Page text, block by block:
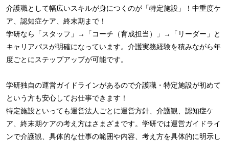
介護職として幅広いスキルが身につくのが「特定施設」！中重度ケ
ア、認知症ケア、終末期まで！
学研なら「スタッフ」→「コーチ（育成担当）」→「リーダー」と
キャリアパスが明確になっています。介護実務経験を積みながら年
度ごとにステップアップが可能です。
学研独自の運営ガイドラインがあるので介護職・特定施設が初めて
という方も安心してお仕事できます！
特定施設といっても運営法人ごとに運営方針、介護観、認知症ケ
ア、終末期ケアの考え方はさまざまです。学研では運営ガイドライ
ンで介護観、具体的な仕事の範囲や内容、考え方を具体的に明示し